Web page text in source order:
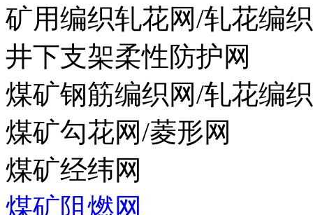
矿用编织轧花网/轧花编
井下支架柔性防护网
煤矿钢筋编织网/轧花编
煤矿勾花网/菱形网
煤矿经纬网
煤矿阻燃网